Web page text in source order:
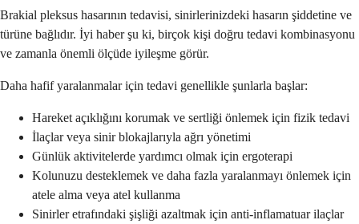
Brakial pleksus hasarının tedavisi, sinirlerinizdeki hasarın şiddetine ve
türüne bağlıdır. İyi haber şu ki, birçok kişi doğru tedavi kombinasyonu
ve zamanla önemli ölçüde iyileşme görür.
Daha hafif yaralanmalar için tedavi genellikle şunlarla başlar:
Hareket açıklığını korumak ve sertliği önlemek için fizik tedavi
İlaçlar veya sinir blokajlarıyla ağrı yönetimi
Günlük aktivitelerde yardımcı olmak için ergoterapi
Kolunuzu desteklemek ve daha fazla yaralanmayı önlemek için
atele alma veya atel kullanma
Sinirler etrafındaki şişliği azaltmak için anti-inflamatuar ilaçlar